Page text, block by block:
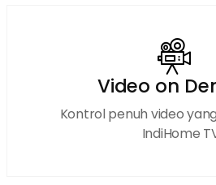
Video on
Kontrol penuh video
IndiHome